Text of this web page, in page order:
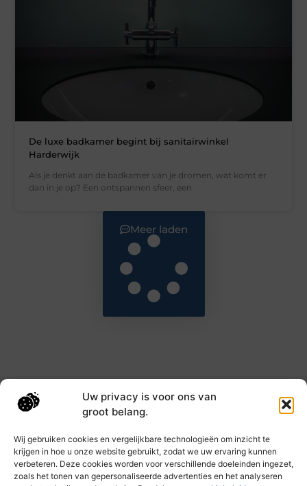
Uw privacy is voor ons van
groot belang.
Wij gebruiken cookies en vergelijkbare technologieën om inzicht te
krijgen in hoe u onze website gebruikt, zodat we uw ervaring kunnen
verbeteren. Deze cookies worden voor verschillende doeleinden ingezet,
zoals het tonen van gepersonaliseerde advertenties en het analyseren
De luxe badkamer begint bij sanitairwinkel
Harderwijk
Als je denkt aan de badkamer van je dromen, wat komt er
dan in je op? Een ontspannen sfeer, een
Meer laden
Main Links
Dagelijks nieuwe inzichten op taec.nl